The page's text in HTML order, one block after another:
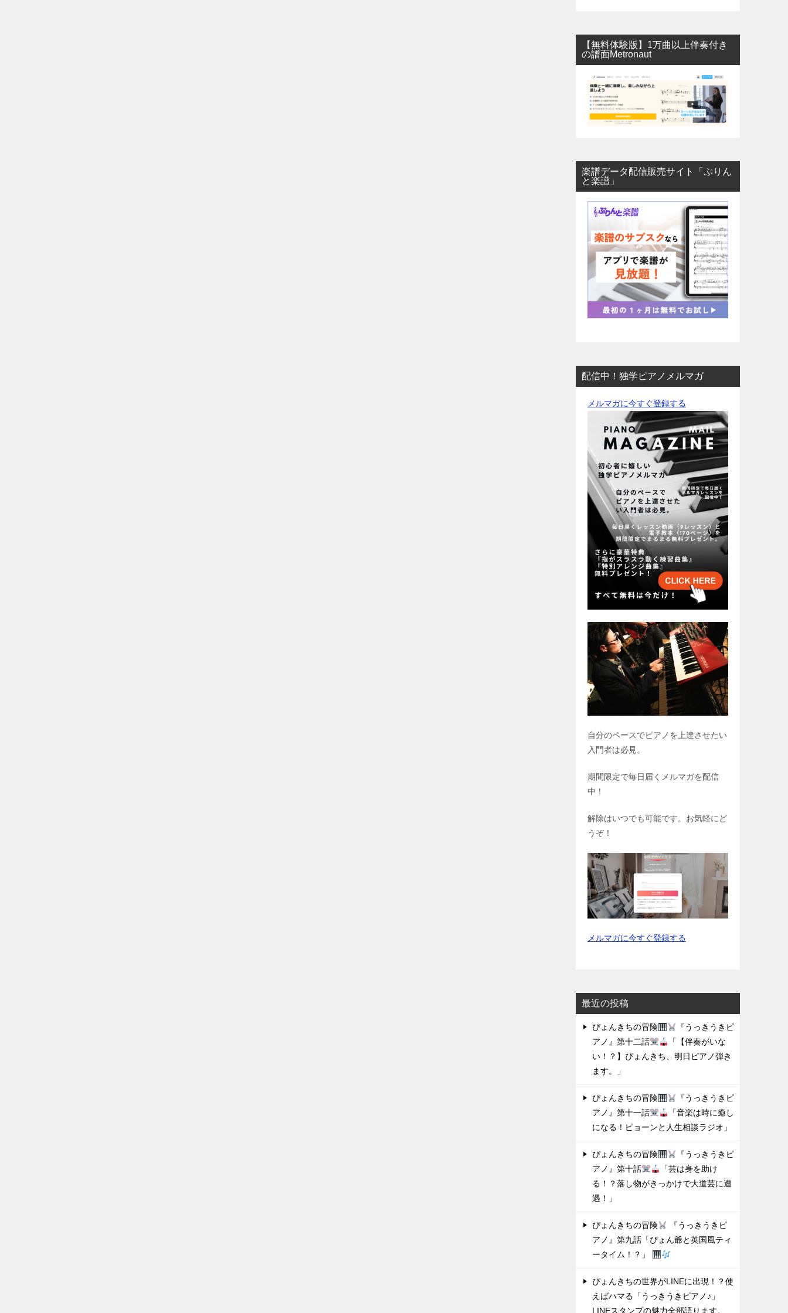
【無料体験版】1万曲以上伴奏付き
の譜面Metronaut
楽譜データ配信販売サイト「ぷりん
と楽譜」
配信中！独学ピアノメルマガ
メルマガに今すぐ登録する
自分のペースでピアノを上達させたい
入門者は必見。
期間限定で毎日届くメルマガを配信
中！
解除はいつでも可能です。お気軽にど
うぞ！
メルマガに今すぐ登録する
最近の投稿
ぴょんきちの冒険
『うっきうきピ
アノ』第十二話
「【伴奏がいな
い！？】ぴょんきち、明日ピアノ弾き
ます。」
ぴょんきちの冒険
『うっきうきピ
アノ』第十一話
「音楽は時に癒し
になる！ピョーンと人生相談ラジオ」
ぴょんきちの冒険
『うっきうきピ
アノ』第十話
「芸は身を助け
る！？落し物がきっかけで大道芸に遭
遇！」
ぴょんきちの冒険
『うっきうきピ
アノ』第九話「ぴょん爺と英国風ティ
ータイム！？」
ぴょんきちの世界がLINEに出現！？使
えばハマる「うっきうきピアノ♪」
LINEスタンプの魅力全部語ります。